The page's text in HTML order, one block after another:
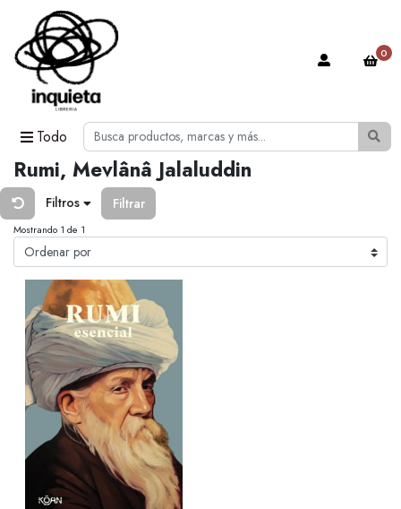
Todo
0
Rumi, Mevlânâ Jalaluddin
Filtros Filtrar
Mostrando 1 de 1